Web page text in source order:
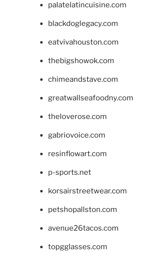
palatelatincuisine.com
blackdoglegacy.com
eatvivahouston.com
thebigshowok.com
chimeandstave.com
greatwallseafoodny.com
theloverose.com
gabriovoice.com
resinflowart.com
p-sports.net
korsairstreetwear.com
petshopallston.com
avenue26tacos.com
topgglasses.com